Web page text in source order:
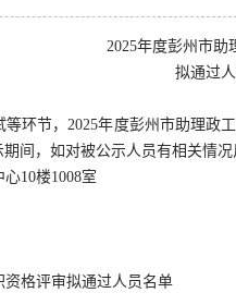
2025年度彭州市助
拟通过
等环节，2025年度彭州市助理政
间，如对被公示人员有相关情
10楼1008室
资格评审拟通过人员名单